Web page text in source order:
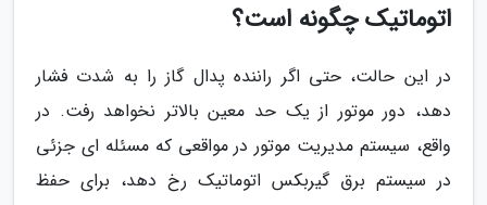
اتوماتیک چگونه است؟
در این حالت، حتی اگر راننده پدال گاز را به شدت فشار
دهد، دور موتور از یک حد معین بالاتر نخواهد رفت. در
واقع، سیستم مدیریت موتور در مواقعی که مسئله ای جزئی
در سیستم برق گیربکس اتوماتیک رخ دهد، برای حفظ